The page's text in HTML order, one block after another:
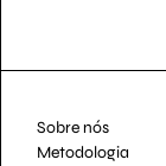
Sobre nós
Metodologia